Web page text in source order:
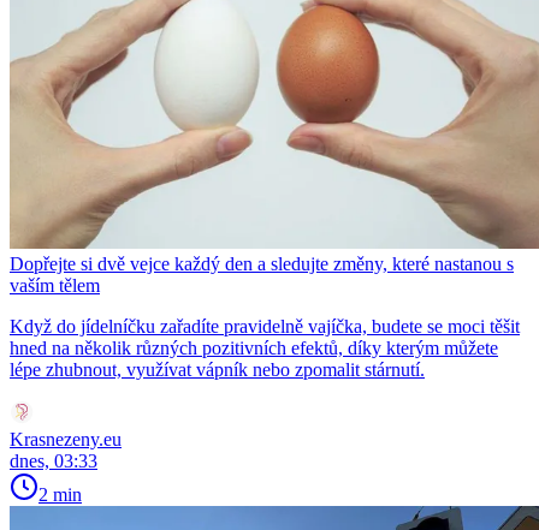
Dopřejte si dvě vejce každý den a sledujte změny, které nastanou s
vaším tělem
Když do jídelníčku zařadíte pravidelně vajíčka, budete se moci těšit
hned na několik různých pozitivních efektů, díky kterým můžete
lépe zhubnout, využívat vápník nebo zpomalit stárnutí.
Krasnezeny.eu
dnes, 03:33
2 min